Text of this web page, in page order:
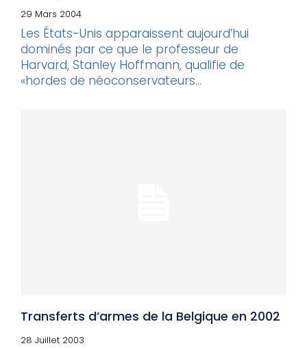
29 Mars 2004
Les États-Unis apparaissent aujourd’hui
dominés par ce que le professeur de
Harvard, Stanley Hoffmann, qualifie de
«hordes de néoconservateurs...
Transferts d’armes de la Belgique en 2002
28 Juillet 2003